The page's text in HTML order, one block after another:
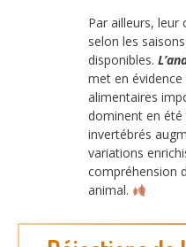
Par ailleurs, leur
selon les
disponibles.
met en
alimentaires
dominent en été
invertébrés
variations
compréhension
animal.